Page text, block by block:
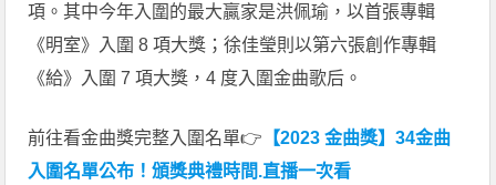
項。其中今年入圍的最大贏家是洪佩瑜，以首張專輯
《明室》入圍 8 項大獎；徐佳瑩則以第六張創作專輯
《給》入圍 7 項大獎，4 度入圍金曲歌后。
前往看金曲獎完整入圍名單👉 【2023 金曲獎】34金曲
入圍名單公布！頒獎典禮時間.直播一次看